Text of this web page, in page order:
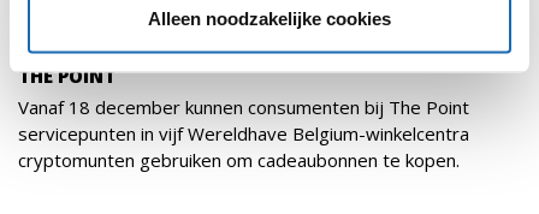
Alleen noodzakelijke cookies
CRYPTOCADEAUBONNEN BIJ WERELDHAVE BELGIUM'S
THE POINT
18 DECEMBER 2023 153
Vanaf 18 december kunnen consumenten bij The Point
servicepunten in vijf Wereldhave Belgium-winkelcentra
cryptomunten gebruiken om cadeaubonnen te kopen.